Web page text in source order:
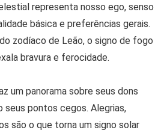
representa nosso ego, senso
básica e preferências gerais.
zodíaco de Leão, o signo de fogo
bravura e ferocidade.
um panorama sobre seus dons
seus pontos cegos. Alegrias,
são o que torna um signo solar